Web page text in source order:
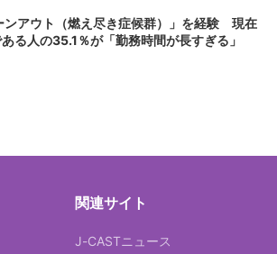
アウト（燃え尽き症候群）」を経験 現在
る人の35.1％が「勤務時間が長すぎる」
関連サイト
J-CASTニュース